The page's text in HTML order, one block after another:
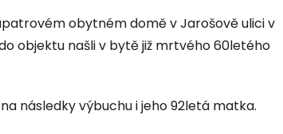
obytném domě v Jarošově ulici v
objektu našli v bytě již mrtvého 60letého
následky výbuchu i jeho 92letá matka.